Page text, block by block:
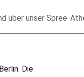
über unser Spree-
Die